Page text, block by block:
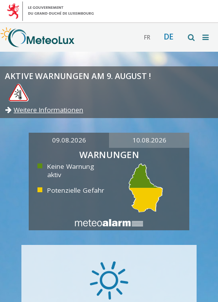
FR DE
AKTIVE WARNUNGEN AM 9. AUGUST !
Weitere Informationen
09.08.2026 10.08.2026
WARNUNGEN
Keine Warnung
aktiv
Potenzielle Gefahr